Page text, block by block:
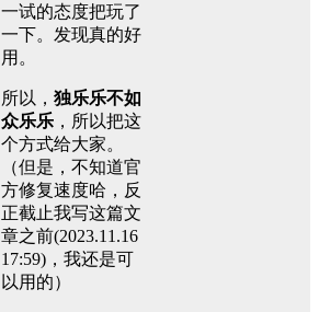
一试的态度把玩了
一下。发现真的好
用。
所以， 独乐乐不如
众乐乐 ，所以把这
个方式给大家。
（但是，不知道官
方修复速度哈，反
正截止我写这篇文
章之前(2023.11.16
17:59)，我还是可
以用的）